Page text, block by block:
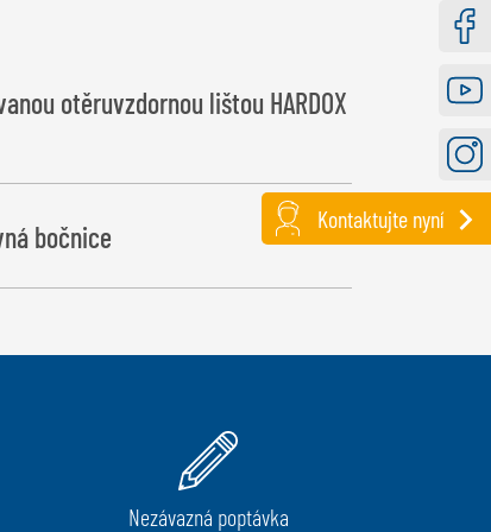
otěruvzdornou lištou HARDOX
bočnice
Nezávazná poptávka
Kontaktujte nyní